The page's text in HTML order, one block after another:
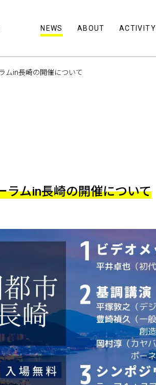
NEWS ABOUT ACTIVITY
ムin長崎の開催について
ラムin長崎の開催について